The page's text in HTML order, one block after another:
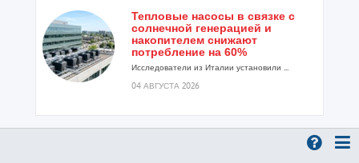
Тепловые насосы в связке с
солнечной генерацией и
накопителем снижают
потребление на 60%
Исследователи из Италии установили ...
04 АВГУСТА 2026